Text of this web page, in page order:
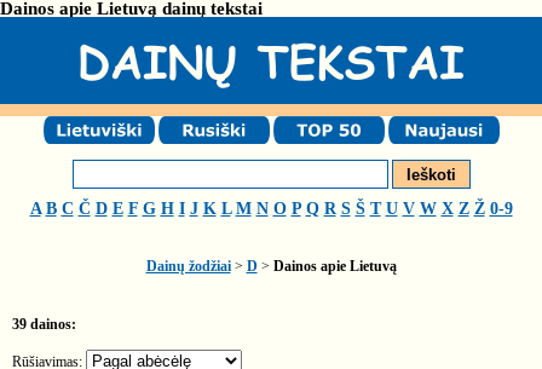
Dainos apie Lietuvą dainų tekstai
A B C Č D E F G H I J K L M N O P Q R S Š T U V W X Z Ž 0-9
Dainų žodžiai> D > Dainos apie Lietuvą
39 dainos:
Rūšiavimas: